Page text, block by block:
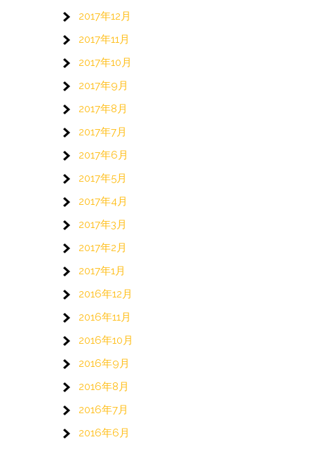
2017年12月
2017年11月
2017年10月
2017年9月
2017年8月
2017年7月
2017年6月
2017年5月
2017年4月
2017年3月
2017年2月
2017年1月
2016年12月
2016年11月
2016年10月
2016年9月
2016年8月
2016年7月
2016年6月